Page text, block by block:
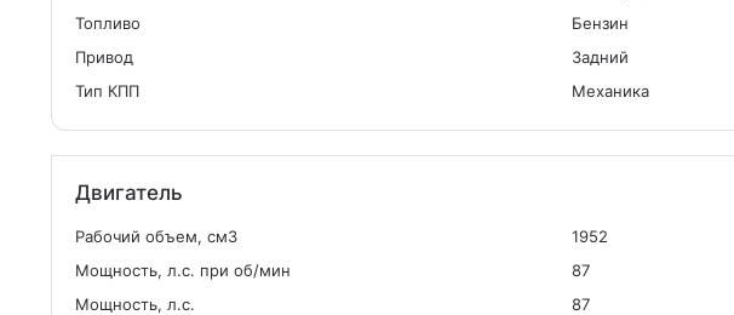
Топливо
Бензин
Привод
Задний
Тип КПП
Механика
Двигатель
Рабочий объем, см3
1952
Мощность, л.с. при об/мин
87
Мощность, л.с.
87